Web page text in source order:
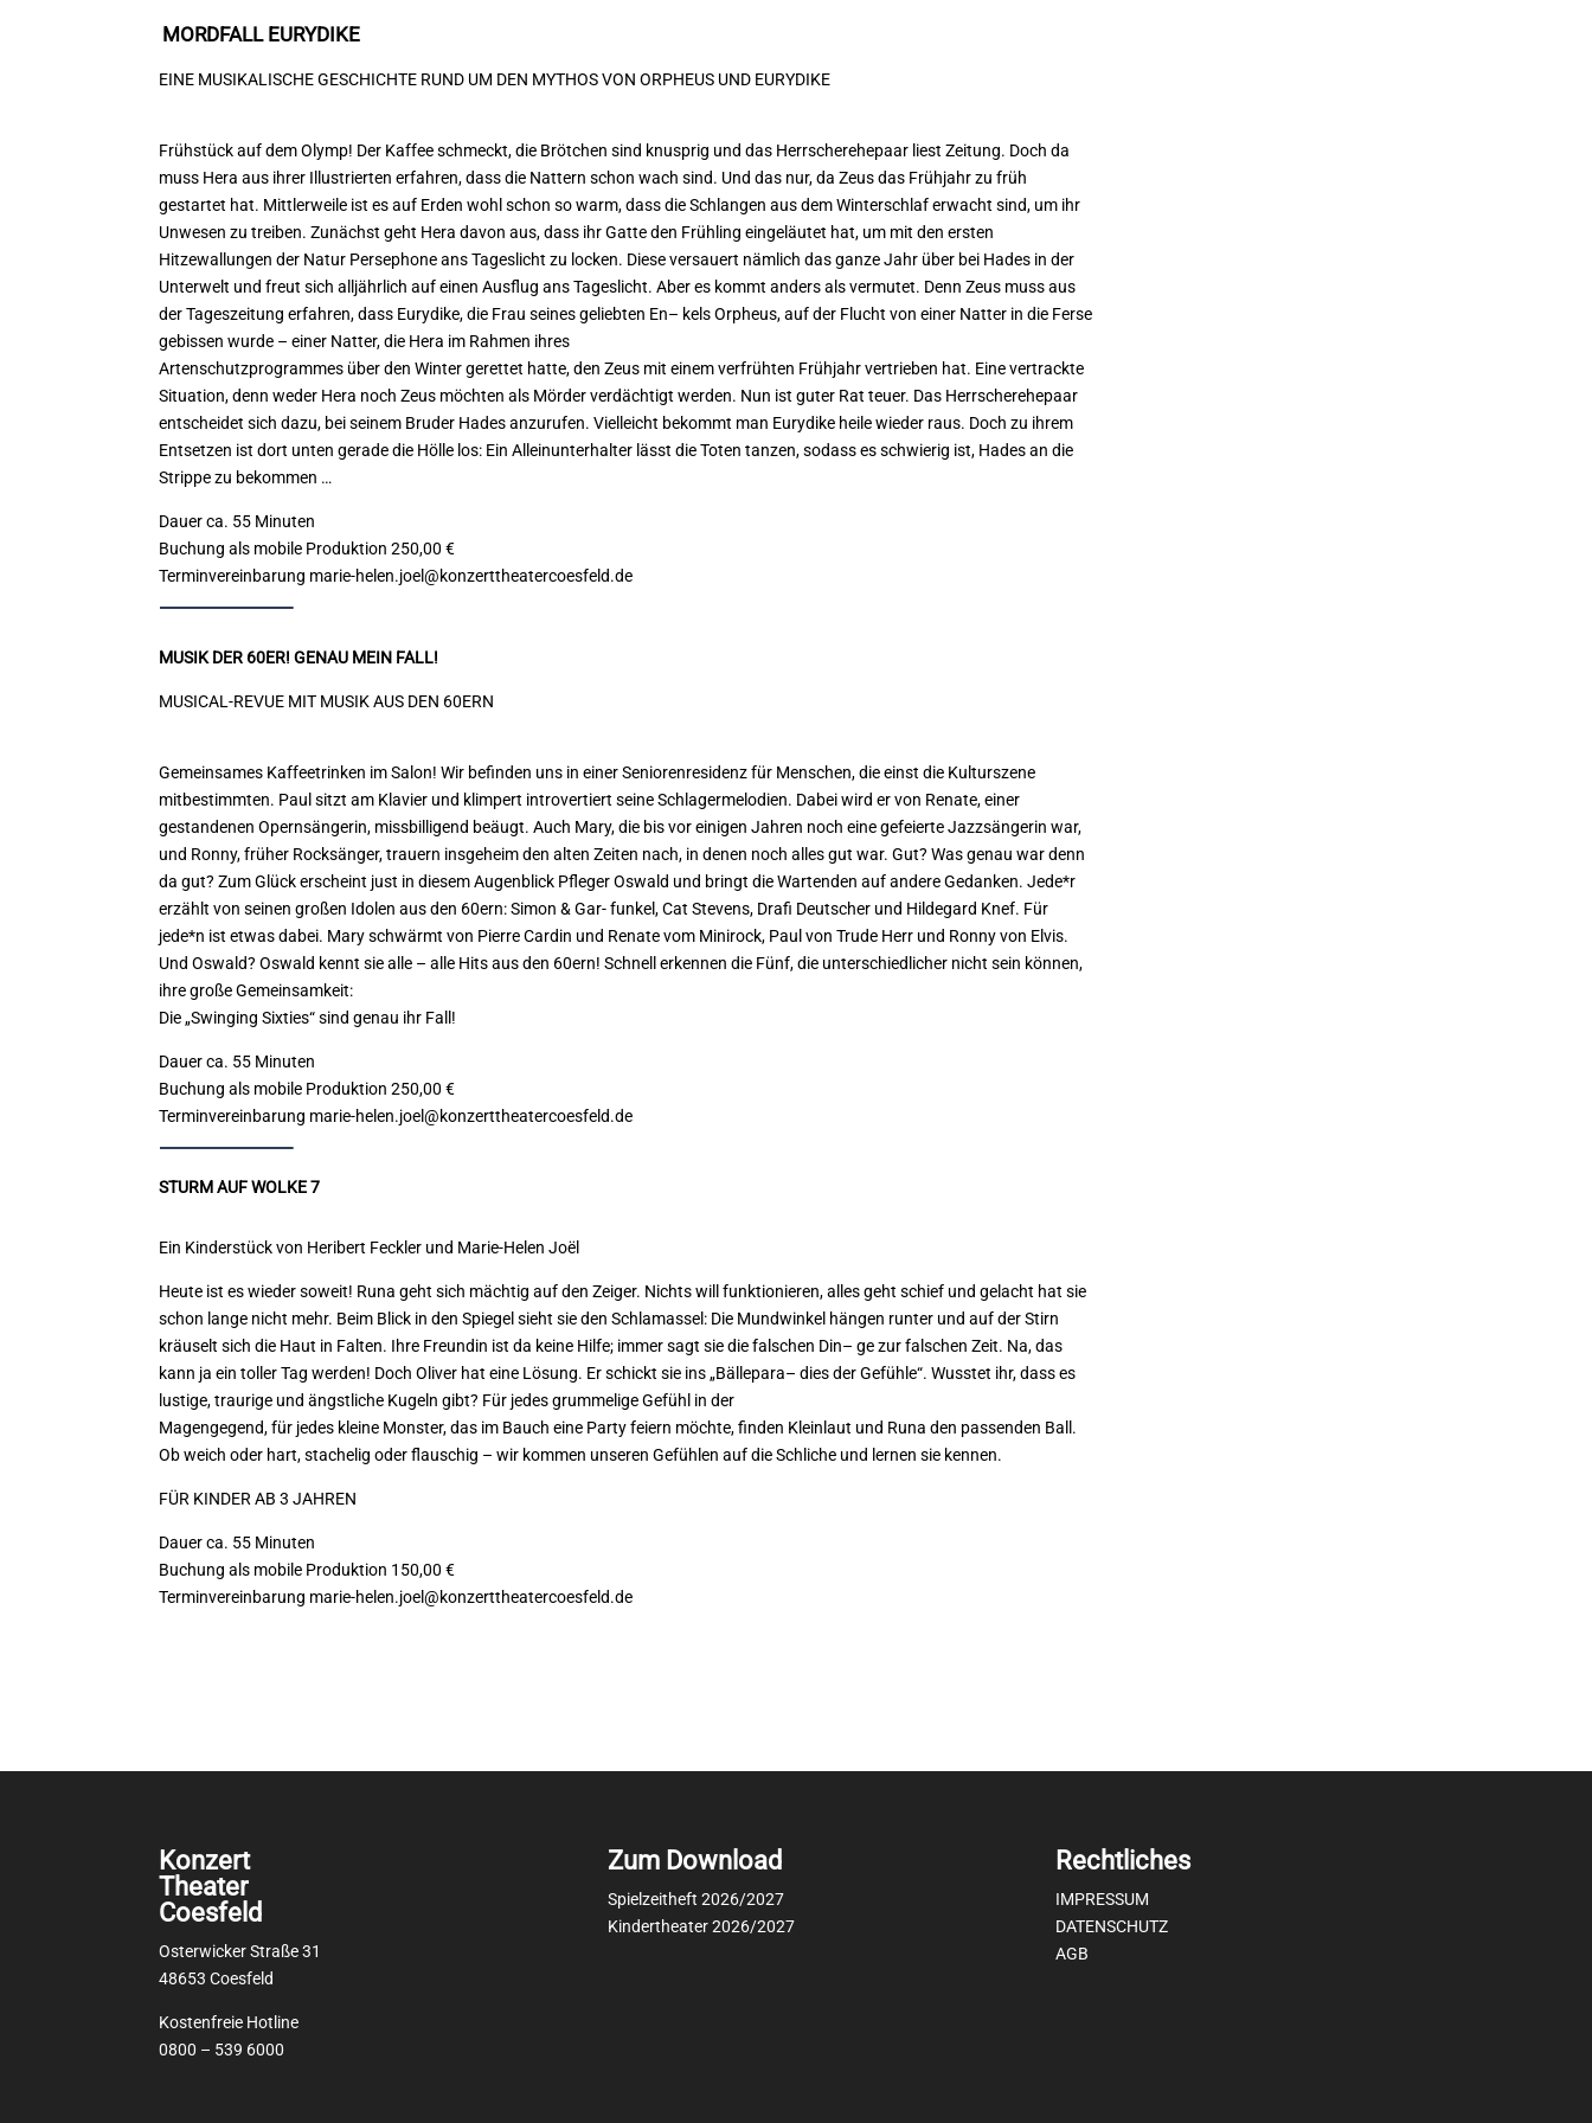
MORDFALL EURYDIKE
EINE MUSIKALISCHE GESCHICHTE RUND UM DEN MYTHOS VON ORPHEUS UND EURYDIKE
Frühstück auf dem Olymp! Der Kaffee schmeckt, die Brötchen sind knusprig und das Herrscherehepaar liest Zeitung. Doch da
muss Hera aus ihrer Illustrierten erfahren, dass die Nattern schon wach sind. Und das nur, da Zeus das Frühjahr zu früh
gestartet hat. Mittlerweile ist es auf Erden wohlschon so warm, dass die Schlangen aus dem Winterschlaf erwacht sind, um ihr
Unwesen zu treiben. Zunächst geht Hera davon aus, dass ihr Gatte den Frühling eingeläutet hat, um mit den ersten
Hitzewallungen der Natur Persephone ans Tageslicht zu locken. Diese versauert nämlich das ganze Jahr über bei Hades in der
Unterwelt und freut sich all jährlich auf einen Ausflug ans Tageslicht. Aber es kommtanders als vermutet. Denn Zeus muss aus
der Tageszeitung erfahren, dass Eurydike, die Frau seines geliebten En– kels Orpheus, auf der Flucht von einer Natter in die Ferse
gebissen wurde – einer Natter, die Hera im Rahmen ihres
Artenschutzprogrammes über den Winter gerettet hatte,den Zeus mit einem verfrühten Frühjahr vertrieben hat. Einevertrackte
Situation, denn weder Hera noch Zeus möchtenals Mörder verdächtigt werden. Nun ist guter Rat teuer. Das Herrscherehepaar
entscheidet sich dazu, bei seinem Bruder Hades anzurufen. Vielleicht bekommt man Eurydike heile wieder raus. Doch zu ihrem
Entsetzen ist dort unten gerade die Hölle los: Ein Alleinunterhalter lässt die Toten tanzen, sodass es schwierig ist, Hades an die
Strippe zu bekommen …
Dauerca. 55 Minuten
Buchung als mobile Produktion250,00 €
Terminvereinbarung marie-helen.joel@konzerttheatercoesfeld.de
MUSIK DER 60ER! GENAU MEIN FALL!
MUSICAL-REVUE MIT MUSIK AUS DEN 60ERN
Gemeinsames Kaffeetrinken im Salon! Wir befinden uns in einer Seniorenresidenz für Menschen, die einst die Kulturszene
mitbestimmten. Paul sitzt am Klavier und klimpert introvertiert seine Schlagermelodien. Dabei wird er von Renate, einer
gestandenen Opernsängerin, missbilligend beäugt. Auch Mary, die bis vor einigen Jahren noch einegefeierte Jazzsängerin war,
und Ronny, früher Rocksänger, trauern insgeheim den alten Zeiten nach, in denen noch alles gut war. Gut? Was genau war denn
da gut? Zum Glückerscheint just in diesem Augenblick Pfleger Oswald und bringt die Wartenden auf andere Gedanken. Jede*r
erzählt von seinen großen Idolen aus den 60ern: Simon & Gar-funkel, Cat Stevens, Drafi Deutscher und Hildegard Knef. Für
jede*n ist etwas dabei. Mary schwärmt von Pierre Cardin und Renate vom Minirock, Paul von Trude Herr und Ronny von Elvis.
Und Oswald? Oswald kennt sie alle – alle Hits aus den 60ern! Schnell erkennen die Fünf, die unterschiedlicher nicht sein können,
ihre große Gemeinsamkeit:
Die „Swinging Sixties“ sind genau ihr Fall!
Dauerca. 55 Minuten
Buchung als mobile Produktion250,00 €
Terminvereinbarung marie-helen.joel@konzerttheatercoesfeld.de
STURM AUF WOLKE 7
Ein Kinderstück von Heribert Feckler und Marie-Helen Joël
Heute ist es wieder soweit! Runa geht sich mächtig auf den Zeiger. Nichts will funktionieren, alles geht schief und gelacht hat sie
schon lange nicht mehr. Beim Blick in denSpiegel sieht sie den Schlamassel: Die Mundwinkel hängen runter und auf der Stirn
kräuselt sich die Haut in Falten. Ihre Freundin ist da keine Hilfe; immer sagt sie die falschen Din– ge zur falschen Zeit. Na, das
kann ja ein toller Tag werden! Doch Oliver hat eine Lösung. Er schickt sie ins „Bällepara– dies der Gefühle“. Wusstet ihr, dass es
lustige, traurige undängstliche Kugeln gibt? Für jedes grummelige Gefühl in der
Magengegend, für jedes kleine Monster, das im Bauch eine Party feiern möchte, finden Kleinlaut und Runa den passenden Ball.
Ob weich oder hart, stachelig oder flauschig – wir kommen unseren Gefühlen auf die Schliche und lernen sie kennen.
FÜR KINDER AB 3 JAHREN
Dauerca. 55 Minuten
Buchung als mobile Produktion 150,00 €
Terminvereinbarung marie-helen.joel@konzerttheatercoesfeld.de
Konzert
Theater
Coesfeld
Osterwicker Straße 31
48653 Coesfeld
Kostenfreie Hotline
0800 – 539 6000
Zum Download
Spielzeitheft 2026/2027
Kindertheater 2026/2027
Rechtliches
IMPRESSUM
DATENSCHUTZ
AGB